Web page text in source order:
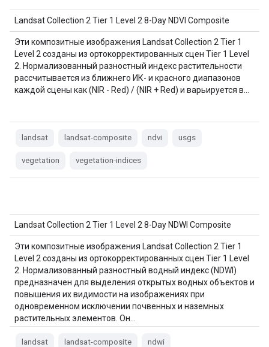
Landsat Collection 2 Tier 1 Level 2 8-Day NDVI Composite
Эти композитные изображения Landsat Collection 2 Tier 1
Level 2 созданы из ортокорректированных сцен Tier 1 Level
2. Нормализованный разностный индекс растительности
рассчитывается из ближнего ИК- и красного диапазонов
каждой сцены как (NIR - Red) / (NIR + Red) и варьируется в…
landsat landsat-composite ndvi usgs
vegetation vegetation-indices
Landsat Collection 2 Tier 1 Level 2 8-Day NDWI Composite
Эти композитные изображения Landsat Collection 2 Tier 1
Level 2 созданы из ортокорректированных сцен Tier 1 Level
2. Нормализованный разностный водный индекс (NDWI)
предназначен для выделения открытых водных объектов и
повышения их видимости на изображениях при
одновременном исключении почвенных и наземных
растительных элементов. Он…
landsat landsat-composite ndwi